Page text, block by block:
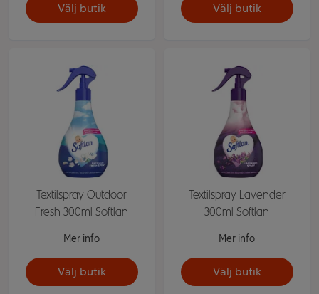
Välj butik Välj butik
Textilspray Outdoor
Fresh 300ml Softlan
Mer info
Välj butik
Textilspray Lavender
300ml Softlan
Mer info
Välj butik